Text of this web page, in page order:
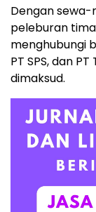
Dengan
peleburan
menghubungi
PT SPS, dan
dimaksud.